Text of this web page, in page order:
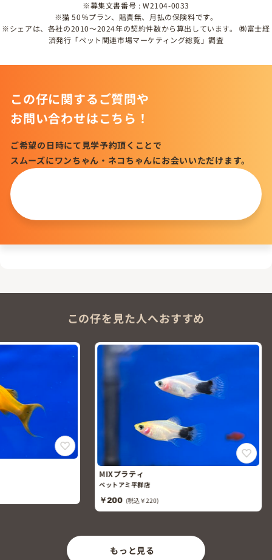
※募集文書番号 : W2104-0033
※猫 50％プラン、賠責無、月払の保険料です。
※シェアは、各社の2010～2024年の契約件数から算出しています。 ㈱富士経
済発行「ペット関連市場マーケティング総覧」調査
この仔に関するご質問や
お問い合わせはこちら！
ご希望の日時にて見学予約頂くことで
スムーズにワンちゃん・ネコちゃんにお会いいただけます。
この仔を見た人へおすすめ
MIXプラティ
ペットアミ平群店
￥200
(税込￥220)
アルビノ
もっと見る